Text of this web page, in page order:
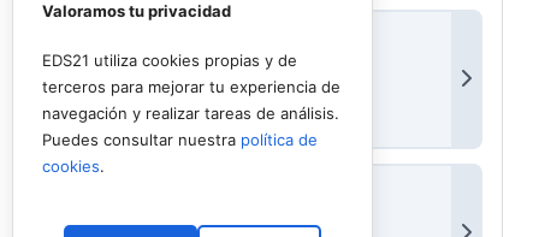
Valoramos tu privacidad
EDS21 utiliza cookies propias y de
terceros para mejorar tu experiencia de
navegación y realizar tareas de análisis.
Puedes consultar nuestra política de
cookies.